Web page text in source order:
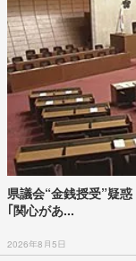
県議会“金銭授受”疑
｢関心があ...
2026年8月5日